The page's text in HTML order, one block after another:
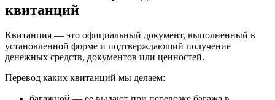
квитанций
Квитанция — это официальный документ, выполненный в
установленной форме и подтверждающий получение
денежных средств, документов или ценностей.
Перевод каких квитанций мы делаем: